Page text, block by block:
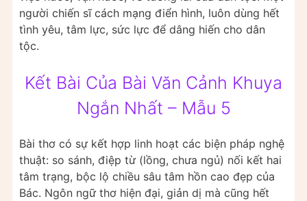
người chiến sĩ cách mạng điển hình, luôn dùng hết
tình yêu, tâm lực, sức lực để dâng hiến cho dân
tộc.
Kết Bài Của Bài Văn Cảnh Khuya
Ngắn Nhất – Mẫu 5
Bài thơ có sự kết hợp linh hoạt các biện pháp nghệ
thuật: so sánh, điệp từ (lồng, chưa ngủ) nối kết hai
tâm trạng, bộc lộ chiều sâu tâm hồn cao đẹp của
Bác. Ngôn ngữ thơ hiện đại, giản dị mà cũng hết